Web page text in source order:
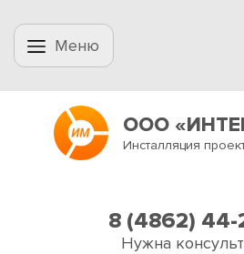
Меню
ООО
Инсталляция
8 (4862)
Нужна